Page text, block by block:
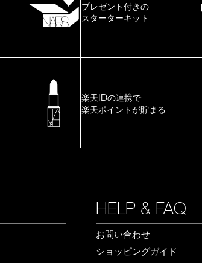
プレゼント付きの
スターターキット
楽天IDの連携で
楽天ポイントが貯まる
HELP & FAQ
お問い合わせ
ショッピングガイド